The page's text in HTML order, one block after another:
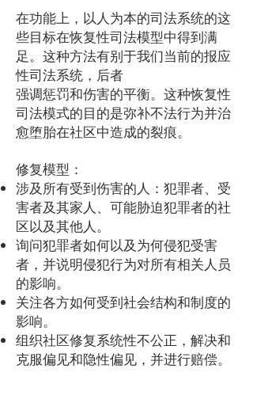
在功能上，以人为本的司法系统的这
些目标在恢复性司法模型中得到满
足。这种方法有别于我们当前的报应
性司法系统，后者
强调惩罚和伤害的平衡。这种恢复性
司法模式的目的是弥补不法行为并治
愈堕胎在社区中造成的裂痕。
修复模型：
涉及所有受到伤害的人：犯罪者、受
害者及其家人、可能胁迫犯罪者的社
区以及其他人。
询问犯罪者如何以及为何侵犯受害
者，并说明侵犯行为对所有相关人员
的影响。
关注各方如何受到社会结构和制度的
影响。
组织社区修复系统性不公正，解决和
克服偏见和隐性偏见，并进行赔偿。